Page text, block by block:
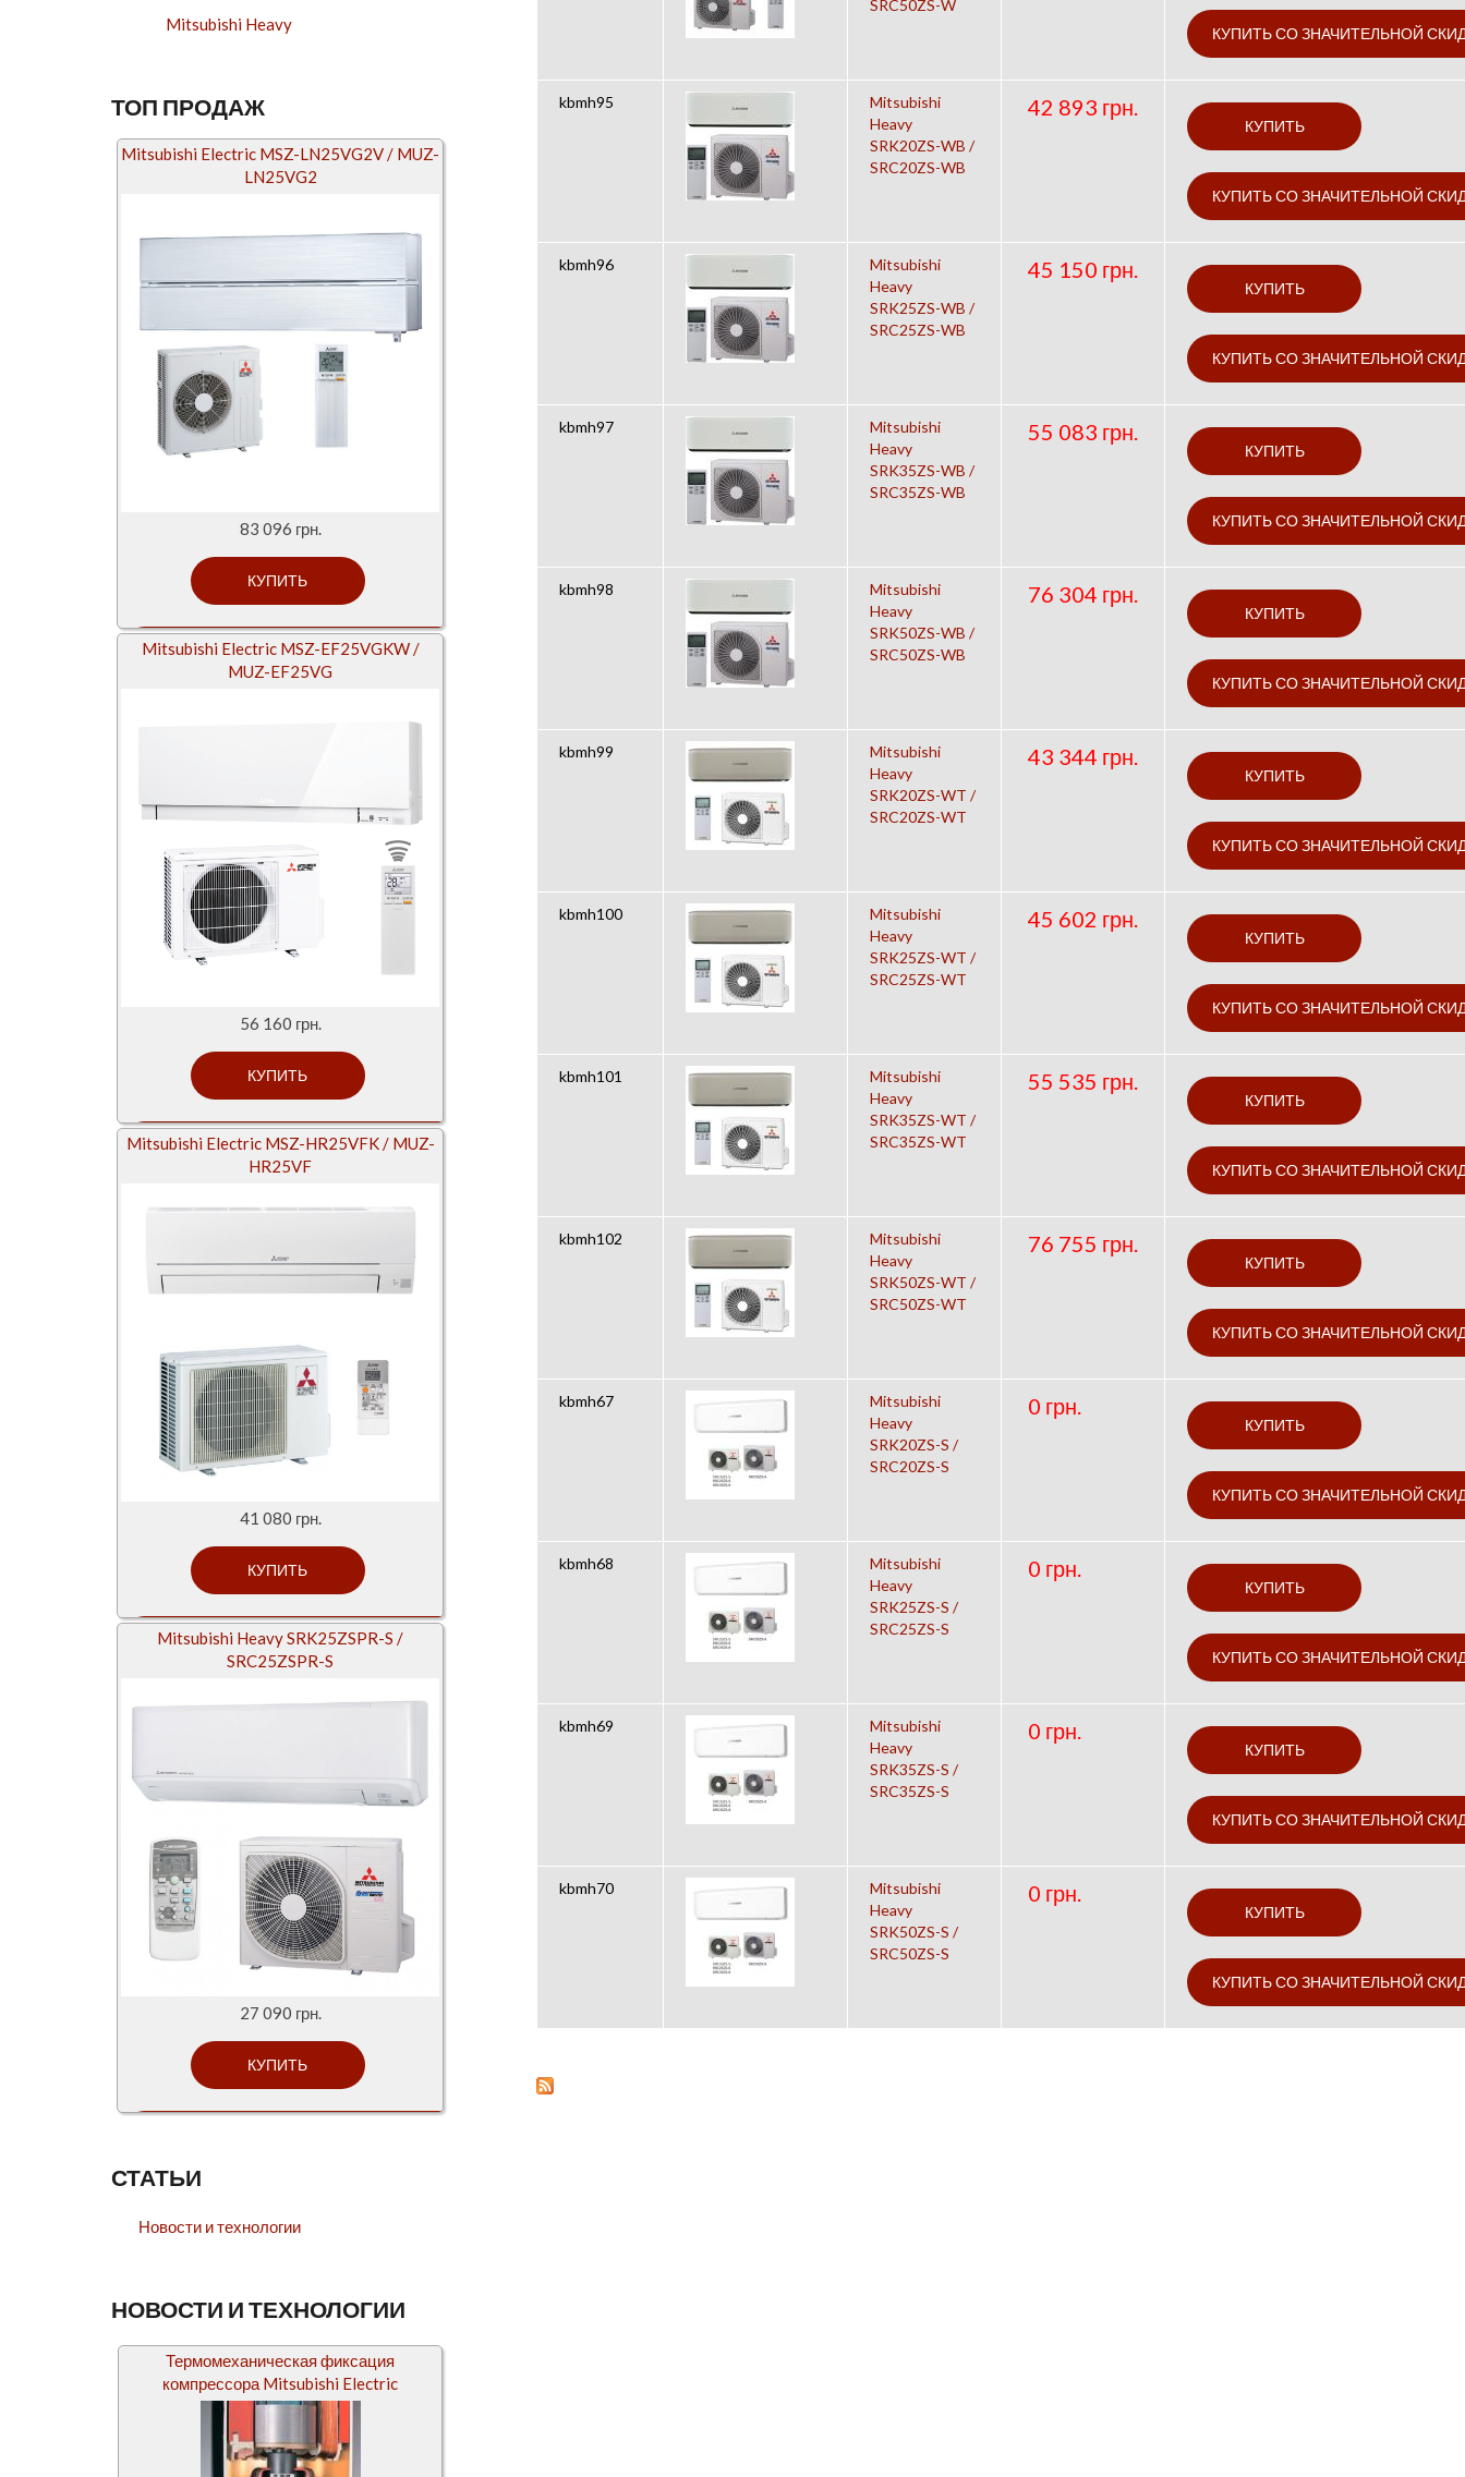
Mitsubishi Heavy
ТОП ПРОДАЖ
Mitsubishi Electric MSZ-LN25VG2V / MUZ-
LN25VG2
83 096 грн.
Mitsubishi Electric MSZ-EF25VGKW /
MUZ-EF25VG
56 160 грн.
Mitsubishi Electric MSZ-HR25VFK / MUZ-
HR25VF
41 080 грн.
Mitsubishi Heavy SRK25ZSPR-S /
SRC25ZSPR-S
27 090 грн.
СТАТЬИ
Новости и технологии
НОВОСТИ И ТЕХНОЛОГИИ
Термомеханическая фиксация
компрессора Mitsubishi Electric
SRC50ZS-W
kbmh95
Mitsubishi
Heavy
SRK20ZS-WB /
SRC20ZS-WB
42 893 грн.
kbmh96
Mitsubishi
Heavy
SRK25ZS-WB /
SRC25ZS-WB
45 150 грн.
kbmh97
Mitsubishi
Heavy
SRK35ZS-WB /
SRC35ZS-WB
55 083 грн.
kbmh98
Mitsubishi
Heavy
SRK50ZS-WB /
SRC50ZS-WB
76 304 грн.
kbmh99
Mitsubishi
Heavy
SRK20ZS-WT /
SRC20ZS-WT
43 344 грн.
kbmh100
Mitsubishi
Heavy
SRK25ZS-WT /
SRC25ZS-WT
45 602 грн.
kbmh101
Mitsubishi
Heavy
SRK35ZS-WT /
SRC35ZS-WT
55 535 грн.
kbmh102
Mitsubishi
Heavy
SRK50ZS-WT /
SRC50ZS-WT
76 755 грн.
kbmh67
Mitsubishi
Heavy
SRK20ZS-S /
SRC20ZS-S
0 грн.
kbmh68
Mitsubishi
Heavy
SRK25ZS-S /
SRC25ZS-S
0 грн.
kbmh69
Mitsubishi
Heavy
SRK35ZS-S /
SRC35ZS-S
0 грн.
kbmh70
Mitsubishi
Heavy
SRK50ZS-S /
SRC50ZS-S
0 грн.